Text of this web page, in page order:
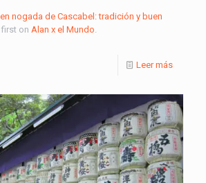
nogada de Cascabel: tradición y buen
on Alan x el Mundo
Leer más